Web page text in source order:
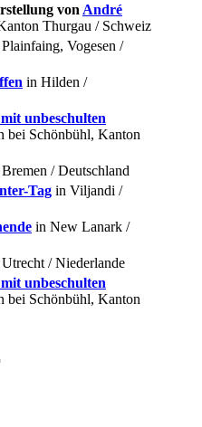
von André
Thurgau / Schweiz
Vogesen /
in Hilden /
unbeschulten
bei Schönbühl, Kanton
/ Deutschland
Tag in Viljandi /
in New Lanark /
/ Niederlande
unbeschulten
bei Schönbühl, Kanton